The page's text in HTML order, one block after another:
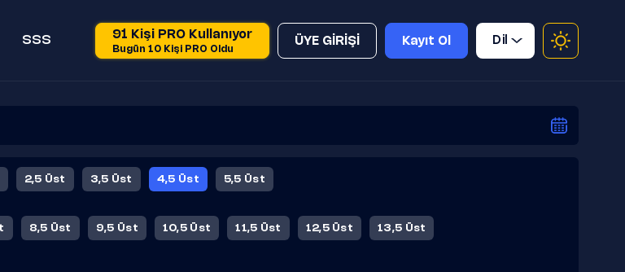
SSS 91 Kişi PRO Kullanıyor
Bugün 10 Kişi PRO Oldu
ÜYE GİRİŞİ Kayıt Ol Dil
2,5 Üst 3,5 Üst 4,5 Üst 5,5 Üst
8,5 Üst 9,5 Üst 10,5 Üst 11,5 Üst 12,5 Üst 13,5 Üst